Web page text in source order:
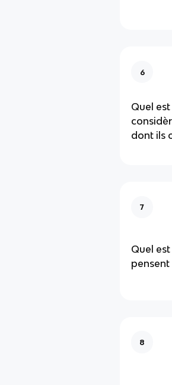
6
Quel
dont ils
7
Quel
8